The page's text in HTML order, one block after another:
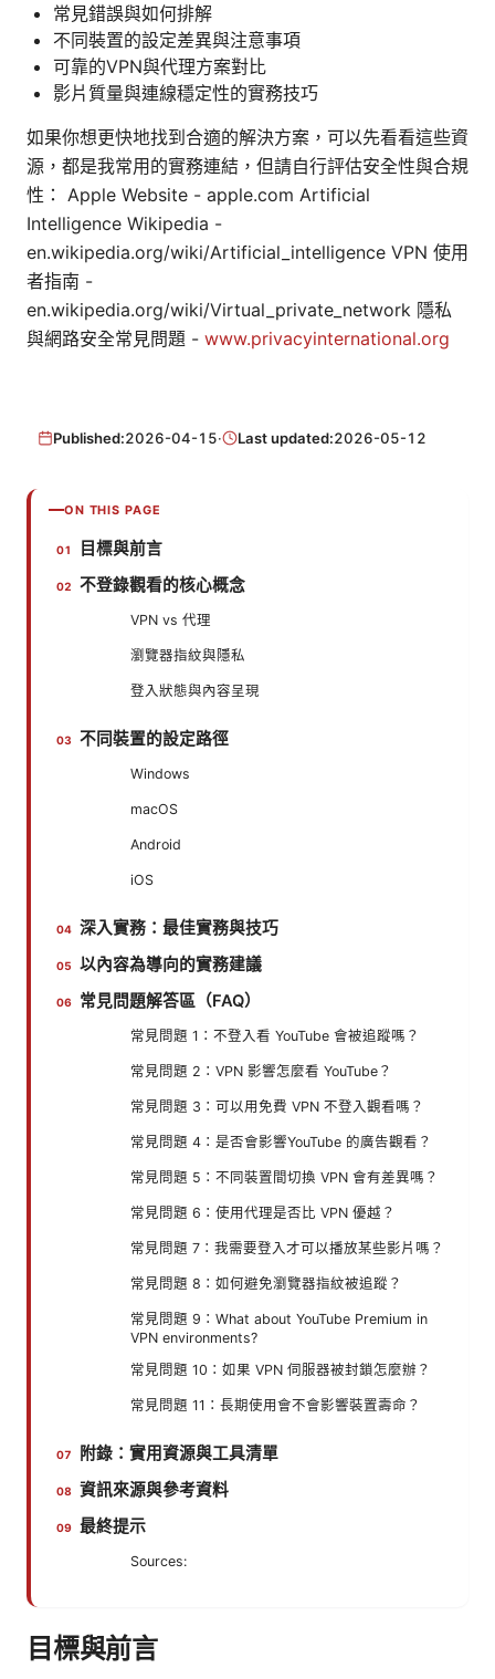
常見錯誤與如何排解
不同裝置的設定差異與注意事項
可靠的VPN與代理方案對比
影片質量與連線穩定性的實務技巧
如果你想更快地找到合適的解決方案，可以先看看這些資
源，都是我常用的實務連結，但請自行評估安全性與合規
性： Apple Website - apple.com Artificial
Intelligence Wikipedia -
en.wikipedia.org/wiki/Artificial_intelligence VPN 使用
者指南 -
en.wikipedia.org/wiki/Virtual_private_network 隱私
與網路安全常見問題 - www.privacyinternational.org
Published:2026-04-15· Last updated:2026-05-12
ON THIS PAGE
目標與前言
不登錄觀看的核心概念
VPN vs 代理
瀏覽器指紋與隱私
登入狀態與內容呈現
不同裝置的設定路徑
Windows
macOS
Android
iOS
深入實務：最佳實務與技巧
以內容為導向的實務建議
常見問題解答區（FAQ）
常見問題 1：不登入看 YouTube 會被追蹤嗎？
常見問題 2：VPN 影響怎麼看 YouTube？
常見問題 3：可以用免費 VPN 不登入觀看嗎？
常見問題 4：是否會影響YouTube 的廣告觀看？
常見問題 5：不同裝置間切換 VPN 會有差異嗎？
常見問題 6：使用代理是否比 VPN 優越？
常見問題 7：我需要登入才可以播放某些影片嗎？
常見問題 8：如何避免瀏覽器指紋被追蹤？
常見問題 9：What about YouTube Premium in
VPN environments?
常見問題 10：如果 VPN 伺服器被封鎖怎麼辦？
常見問題 11：長期使用會不會影響裝置壽命？
附錄：實用資源與工具清單
資訊來源與參考資料
最終提示
Sources:
目標與前言